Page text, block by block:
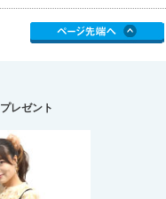
プレゼント